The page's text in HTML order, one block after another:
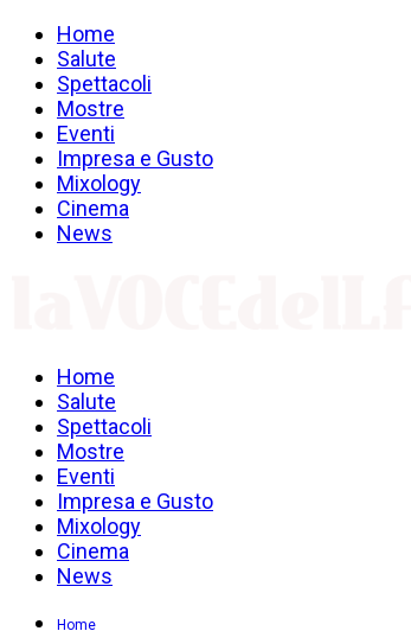
Home
Salute
Spettacoli
Mostre
Eventi
Impresa e Gusto
Mixology
Cinema
News
Home
Salute
Spettacoli
Mostre
Eventi
Impresa e Gusto
Mixology
Cinema
News
Home